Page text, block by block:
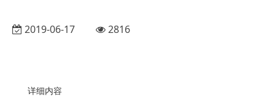
2019-06-17 2816
详细内容